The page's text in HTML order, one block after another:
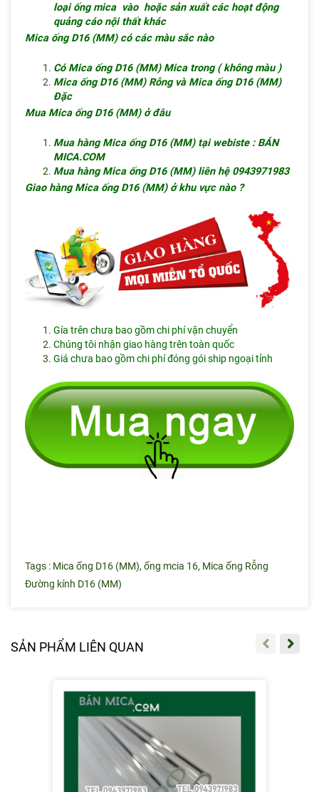
loại ống mica vào hoặc sản xuất các hoạt động
quảng cáo nội thất khác
Mica ống D16 (MM) có các màu sắc nào
Có Mica ống D16 (MM) Mica trong ( không màu )
Mica ống D16 (MM) Rỗng và Mica ống D16 (MM)
Đặc
Mua Mica ống D16 (MM) ở đâu
Mua hàng Mica ống D16 (MM) tại webiste : BÁN
MICA.COM
Mua hàngMica ống D16 (MM) liên hệ 0943971983
Giao hàng Mica ống D16 (MM) ở khu vực nào ?
Gía trên chưa bao gồm chi phí vận chuyển
Chúng tôi nhận giao hàng trên toàn quốc
Giá chưa bao gồm chi phí đóng gói ship ngoại tỉnh
Tags : Mica ống D16 (MM), ống mcia 16, Mica ống Rỗng
Đường kính D16 (MM)
SẢN PHẨM LIÊN QUAN